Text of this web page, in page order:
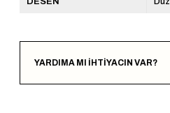
YARDIMA MI İHTİYACIN VAR?